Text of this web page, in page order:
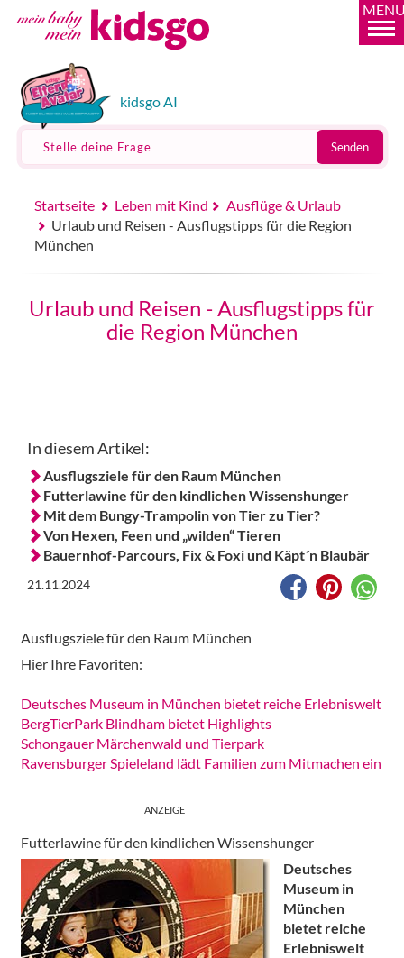
kidsgo AI
Stelle deine Frage Senden
Startseite Leben mit Kind
Ausflüge & Urlaub
Urlaub und Reisen - Ausflugstipps für die Region
München
Urlaub und Reisen - Ausflugstipps für
die Region München
In diesem Artikel:
Ausflugsziele für den Raum München
Futterlawine für den kindlichen Wissenshunger
Mit dem Bungy-Trampolin von Tier zu Tier?
Von Hexen, Feen und „wilden“ Tieren
Bauernhof-Parcours, Fix & Foxi und Käpt´n Blaubär
21.11.2024
Ausflugsziele für den Raum München
Hier Ihre Favoriten:
Deutsches Museum in München bietet reiche Erlebniswelt
BergTierPark Blindham bietet Highlights
Schongauer Märchenwald und Tierpark
Ravensburger Spieleland lädt Familien zum Mitmachen ein
Futterlawine für den kindlichen Wissenshunger
Deutsches
Museum in
München
bietet reiche
Erlebniswelt